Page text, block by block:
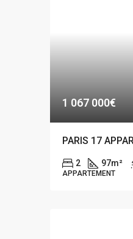
1 067 000€
PARIS 17
2 97m²
APPARTEMENT